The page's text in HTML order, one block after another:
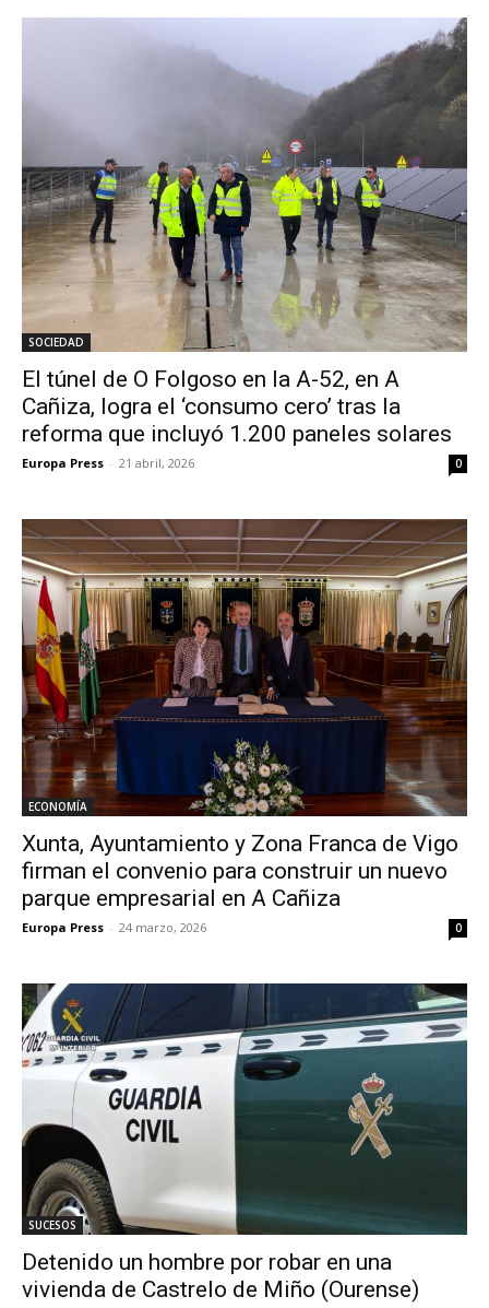
SOCIEDAD
El túnel de O Folgoso en la A-52, en A
Cañiza, logra el ‘consumo cero’ tras la
reforma que incluyó 1.200 paneles solares
Europa Press - 21 abril, 2026 0
ECONOMÍA
Xunta, Ayuntamiento y Zona Franca de Vigo
firman el convenio para construir un nuevo
parque empresarial en A Cañiza
Europa Press - 24 marzo, 2026 0
SUCESOS
Detenido un hombre por robar en una
vivienda de Castrelo de Miño (Ourense)